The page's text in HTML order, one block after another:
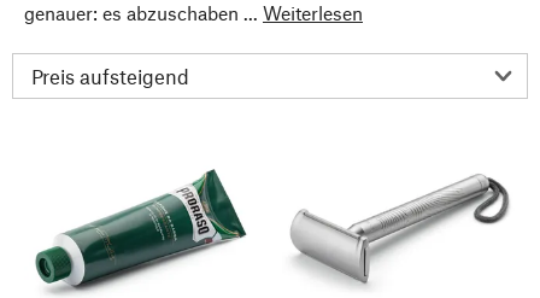
genauer: es abzuschaben ... Weiterlesen